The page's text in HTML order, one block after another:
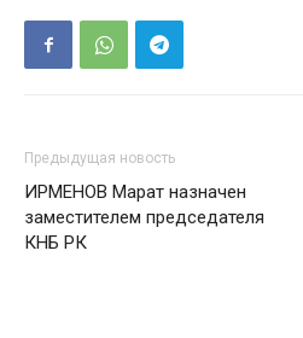
Предыдущая новость
ИРМЕНОВ Марат назначен
заместителем председателя
КНБ РК